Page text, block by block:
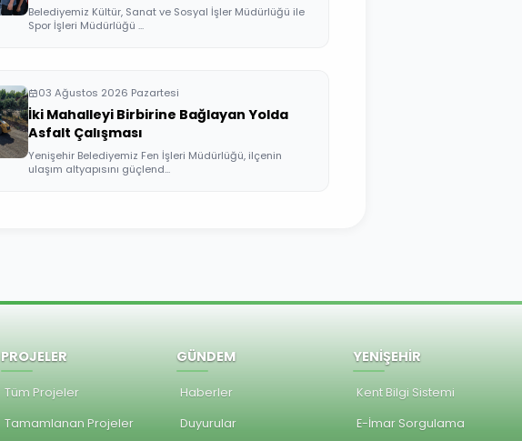
Belediyemiz Kültür, Sanat ve Sosyal İşler Müdürlüğü ile
Spor İşleri Müdürlüğü ...
03 Ağustos 2026 Pazartesi
İki Mahalleyi Birbirine Bağlayan Yolda
Asfalt Çalışması
Yenişehir Belediyemiz Fen İşleri Müdürlüğü, ilçenin
ulaşım altyapısını güçlend...
PROJELER
Tüm Projeler
Tamamlanan Projeler
GÜNDEM
Haberler
Duyurular
YENİŞEHİR
Kent Bilgi Sistemi
E-İmar Sorgulama